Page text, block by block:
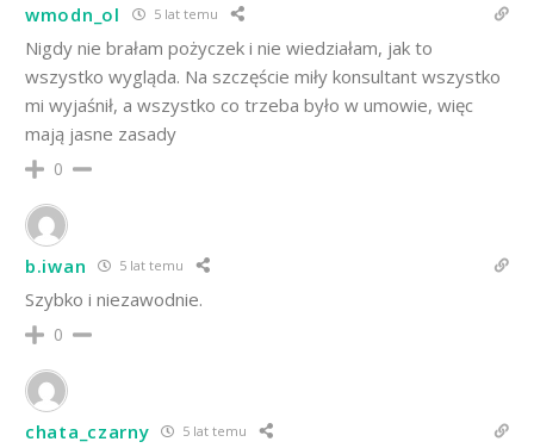
wmodn_ol 5 lat temu
Nigdy nie brałam pożyczek i nie wiedziałam, jak to
wszystko wygląda. Na szczęście miły konsultant wszystko
mi wyjaśnił, a wszystko co trzeba było w umowie, więc
mają jasne zasady
0
b.iwan 5 lat temu
Szybko i niezawodnie.
0
chata_czarny 5 lat temu